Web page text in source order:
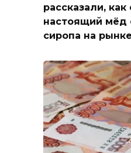
рассказали, как
настоящий мёд
сиропа на рынке